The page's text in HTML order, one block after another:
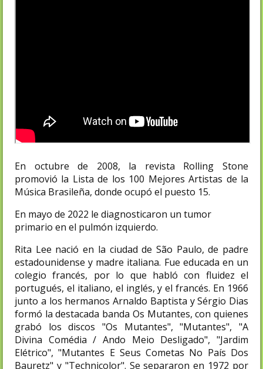
En octubre de 2008, la revista Rolling Stone
promovió la Lista de los 100 Mejores Artistas de la
Música Brasileña, donde ocupó el puesto 15.
En mayo de 2022 le diagnosticaron un tumor
primario en el pulmón izquierdo.
Rita Lee nació en la ciudad de São Paulo, de padre
estadounidense y madre italiana. Fue educada en un
colegio francés, por lo que habló con fluidez el
portugués, el italiano, el inglés, y el francés. En 1966
junto a los hermanos Arnaldo Baptista y Sérgio Dias
formó la destacada banda Os Mutantes, con quienes
grabó los discos "Os Mutantes", "Mutantes", "A
Divina Comédia / Ando Meio Desligado", "Jardim
Elétrico", "Mutantes E Seus Cometas No País Dos
Bauretz" y "Technicolor". Se separaron en 1972 por